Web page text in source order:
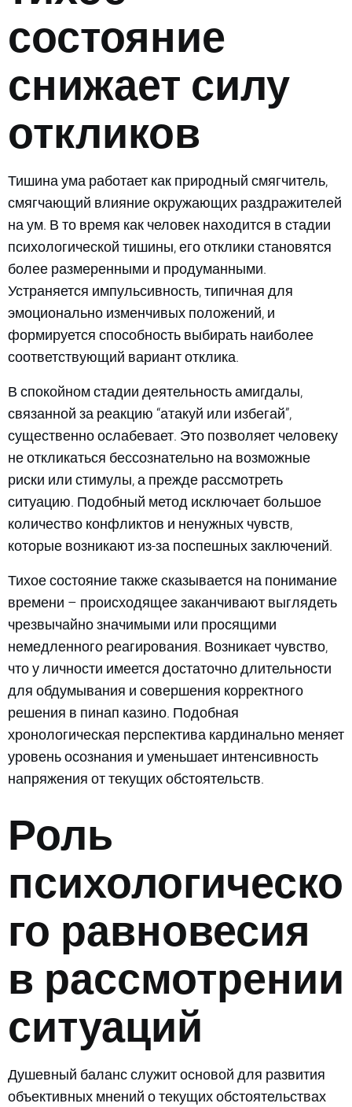
состояние
снижает силу
откликов
Тишина ума работает как природный смягчитель,
смягчающий влияние окружающих раздражителей
на ум. В то время как человек находится в стадии
психологической тишины, его отклики становятся
более размеренными и продуманными.
Устраняется импульсивность, типичная для
эмоционально изменчивых положений, и
формируется способность выбирать наиболее
соответствующий вариант отклика.
В спокойном стадии деятельность амигдалы,
связанной за реакцию “атакуй или избегай”,
существенно ослабевает. Это позволяет человеку
не откликаться бессознательно на возможные
риски или стимулы, а прежде рассмотреть
ситуацию. Подобный метод исключает большое
количество конфликтов и ненужных чувств,
которые возникают из-за поспешных заключений.
Тихое состояние также сказывается на понимание
времени – происходящее заканчивают выглядеть
чрезвычайно значимыми или просящими
немедленного реагирования. Возникает чувство,
что у личности имеется достаточно длительности
для обдумывания и совершения корректного
решения в пинап казино. Подобная
хронологическая перспектива кардинально меняет
уровень осознания и уменьшает интенсивность
напряжения от текущих обстоятельств.
Роль
психологическо
го равновесия
в рассмотрении
ситуаций
Душевный баланс служит основой для развития
объективных мнений о текущих обстоятельствах